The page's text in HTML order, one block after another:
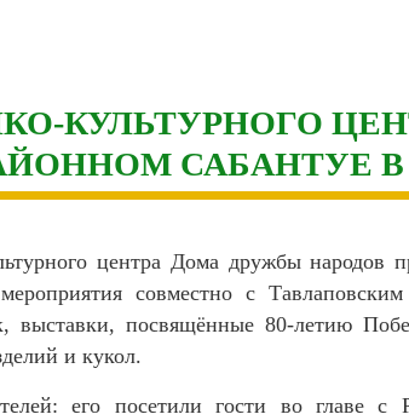
КУЛЬТУРНОГО
САБАНТУЕ
центра Дома дружбы народов
совместно с
выставки, посвящённые 80-летию
и кукол.
его посетили гости во главе